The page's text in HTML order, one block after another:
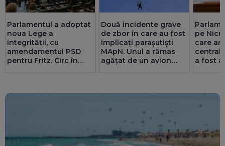
Parlamentul a adoptat
noua Lege a
integrității, cu
amendamentul PSD
pentru Fritz. Circ în
Două incidente grave
de zbor în care au fost
implicați parașutiști
MApN. Unul a rămas
agățat de un avion
pe
care
a fost